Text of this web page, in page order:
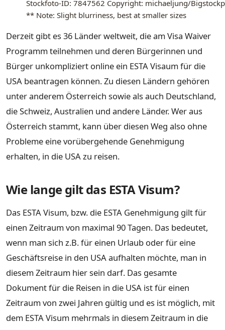
Stockfoto-ID: 7847562 Copyright: michaeljung/
** Note: Slight blurriness, best at smaller sizes
Derzeit gibt es 36 Länder weltweit, die am Visa Waiver
Programm teilnehmen und deren Bürgerinnen und
Bürger unkompliziert online ein ESTA Visaum für die
USA beantragen können. Zu diesen Ländern gehören
unter anderem Österreich sowie als auch Deutschland,
die Schweiz, Australien und andere Länder. Wer aus
Österreich stammt, kann über diesen Weg also ohne
Probleme eine vorübergehende Genehmigung
erhalten, in die USA zu reisen.
Wie lange gilt das ESTA Visum?
Das ESTA Visum, bzw. die ESTA Genehmigung gilt für
einen Zeitraum von maximal 90 Tagen. Das bedeutet,
wenn man sich z.B. für einen Urlaub oder für eine
Geschäftsreise in den USA aufhalten möchte, man in
diesem Zeitraum hier sein darf. Das gesamte
Dokument für die Reisen in die USA ist für einen
Zeitraum von zwei Jahren gültig und es ist möglich, mit
dem ESTA Visum mehrmals in diesem Zeitraum in die